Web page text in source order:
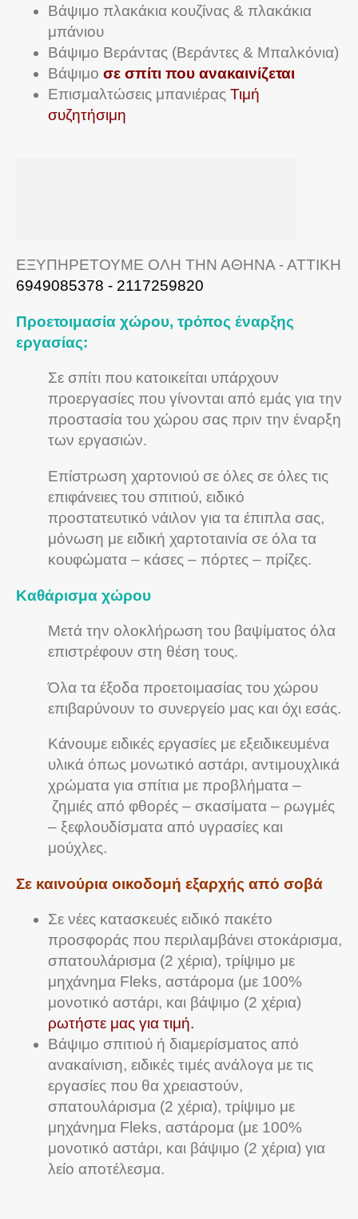
Βάψιμο πλακάκια κουζίνας & πλακάκια
μπάνιου
Βάψιμο Βεράντας (Βεράντες & Μπαλκόνια)
Βάψιμο σε σπίτι που ανακαινίζεται
Επισμαλτώσεις μπανιέρας Τιμή
συζητήσιμη
ΕΞΥΠΗΡΕΤΟΥΜΕ ΟΛΗ ΤΗΝ ΑΘΗΝΑ - ΑΤΤΙΚΗ
6949085378 - 2117259820
Προετοιμασία χώρου, τρόπος έναρξης
εργασίας:
Σε σπίτι που κατοικείται υπάρχουν
προεργασίες που γίνονται από εμάς για την
προστασία του χώρου σας πριν την έναρξη
των εργασιών.
Επίστρωση χαρτονιού σε όλες σε όλες τις
επιφάνειες του σπιτιού, ειδικό
προστατευτικό νάιλον για τα έπιπλα σας,
μόνωση με ειδική χαρτοταινία σε όλα τα
κουφώματα – κάσες – πόρτες – πρίζες.
Καθάρισμα χώρου
Μετά την ολοκλήρωση του βαψίματος όλα
επιστρέφουν στη θέση τους.
Όλα τα έξοδα προετοιμασίας του χώρου
επιβαρύνουν το συνεργείο μας και όχι εσάς.
Κάνουμε ειδικές εργασίες με εξειδικευμένα
υλικά όπως μονωτικό αστάρι, αντιμουχλικά
χρώματα για σπίτια με προβλήματα –
ζημιές από φθορές – σκασίματα – ρωγμές
– ξεφλουδίσματα από υγρασίες και
μούχλες.
Σε καινούρια οικοδομή εξαρχής από σοβά
Σε νέες κατασκευές ειδικό πακέτο
προσφοράς που περιλαμβάνει στοκάρισμα,
σπατουλάρισμα (2 χέρια), τρίψιμο με
μηχάνημα Fleks, αστάρομα (με 100%
μονοτικό αστάρι, και βάψιμο (2 χέρια)
ρωτήστε μας για τιμή.
Βάψιμο σπιτιού ή διαμερίσματος από
ανακαίνιση, ειδικές τιμές ανάλογα με τις
εργασίες που θα χρειαστούν,
σπατουλάρισμα (2 χέρια), τρίψιμο με
μηχάνημα Fleks, αστάρομα (με 100%
μονοτικό αστάρι, και βάψιμο (2 χέρια) για
λείο αποτέλεσμα.